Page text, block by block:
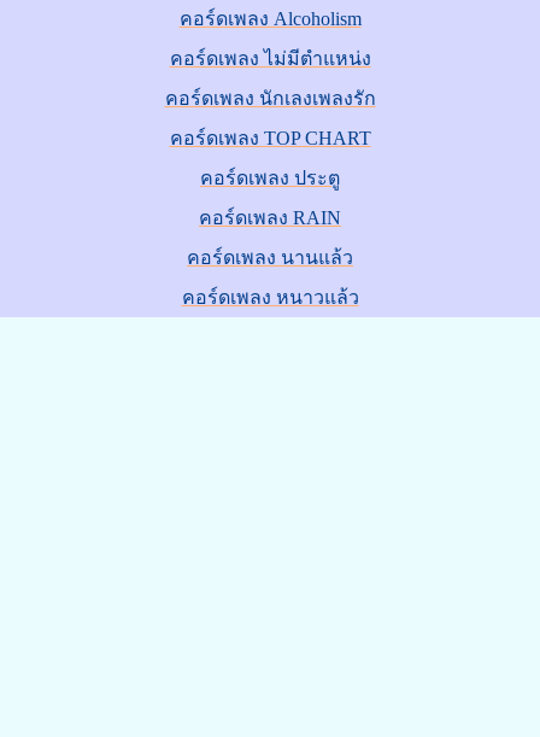
คอร์ดเพลง Alcoholism
คอร์ดเพลง ไม่มีตำแหน่ง
คอร์ดเพลง นักเลงเพลงรัก
คอร์ดเพลง TOP CHART
คอร์ดเพลง ประตู
คอร์ดเพลง RAIN
คอร์ดเพลง นานแล้ว
คอร์ดเพลง หนาวแล้ว